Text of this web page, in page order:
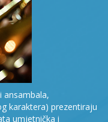
ansambala,
karaktera) prezentiraju
umjetnička i